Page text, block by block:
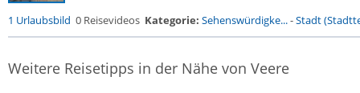
1 Urlaubsbild 0 Reisevideos Kategorie: Sehenswürdigke...-Stadt
Weitere Reisetipps in der Nähe von Veere